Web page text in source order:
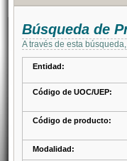
Búsqueda de
A través de esta
Entidad:
Código de UOC/UEP:
Código de producto:
Modalidad: